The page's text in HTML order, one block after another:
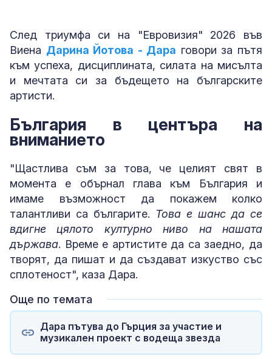
След триумфа си на "Евровизия" 2026 във
Виена Дарина Йотова - Дара говори за пътя
към успеха, дисциплината, силата на мисълта
и мечтата си за бъдещето на българските
артисти.
България в центъра на
вниманието
"Щастлива съм за това, че целият свят в
момента е обърнал глава към България и
имаме възможност да покажем колко
талантливи са българите. Това е шанс да се
вдигне цялото културно ниво на нашата
държава. Време е артистите да са заедно, да
творят, да пишат и да създават изкуство със
сплотеност", каза Дара.
Още по темата
Дара пътува до Гърция за участие и
музикален проект с водеща звезда